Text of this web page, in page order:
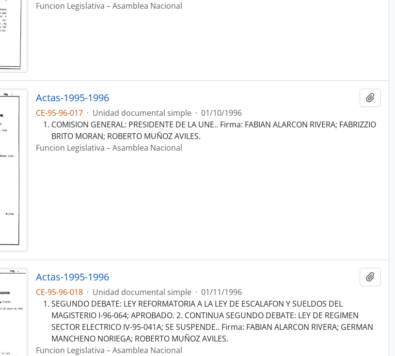
Funcion Legislativa – Asamblea Nacional
Actas-1995-1996
CE-95-96-017 · Unidad documental simple · 01/10/1996
COMISION GENERAL: PRESIDENTE DE LA UNE.. Firma: FABIAN ALARCON RIVERA; FABRIZZIO
BRITO MORAN; ROBERTO MUÑOZ AVILES.
Funcion Legislativa – Asamblea Nacional
Actas-1995-1996
CE-95-96-018 · Unidad documental simple · 01/11/1996
SEGUNDO DEBATE: LEY REFORMATORIA A LA LEY DE ESCALAFON Y SUELDOS DEL
MAGISTERIO I-96-064; APROBADO. 2. CONTINUA SEGUNDO DEBATE: LEY DE REGIMEN
SECTOR ELECTRICO IV-95-041A; SE SUSPENDE.. Firma: FABIAN ALARCON RIVERA; GERMAN
MANCHENO NORIEGA; ROBERTO MUÑOZ AVILES.
Funcion Legislativa – Asamblea Nacional